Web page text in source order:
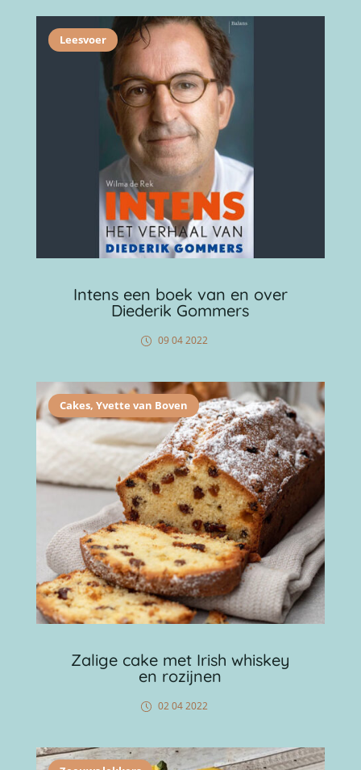
Leesvoer
Intens een boek van en over
Diederik Gommers
09 04 2022
Cakes, Yvette van Boven
Zalige cake met Irish whiskey
en rozijnen
02 04 2022